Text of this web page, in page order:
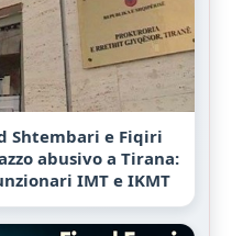
Shtembari e Fiqiri
abusivo a Tirana:
IMT e IKMT